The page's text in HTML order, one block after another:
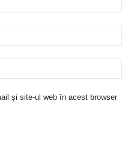
și site-ul web în acest browser